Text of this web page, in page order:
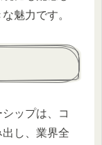
魅力です。
ップは、コ
し、業界全